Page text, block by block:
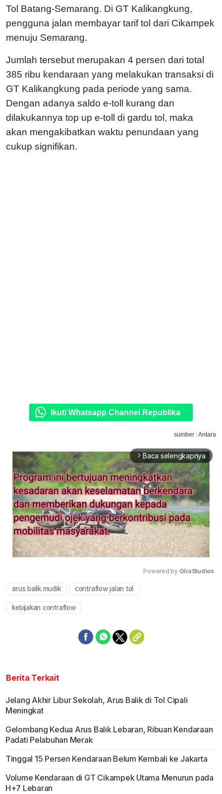
Tol Batang-Semarang. Di GT Kalikangkung,
pengguna jalan membayar tarif tol dari Cikampek
menuju Semarang.
Jumlah tersebut merupakan 4 persen dari total
385 ribu kendaraan yang melakukan transaksi di
GT Kalikangkung pada periode yang sama.
Dengan adanya saldo e-toll kurang dan
dilakukannya top up e-toll di gardu tol, maka
akan mengakibatkan waktu penundaan yang
cukup signifikan.
Ikuti Whatsapp Channel Republika
sumber : Antara
arrow_forward_ios Baca selengkapnya
Powered by GliaStudios
arus balik mudik contraflow jalan tol
kebijakan contraflow
Berita Terkait
Jelang Akhir Libur Sekolah, Arus Balik di Tol Cipali
Meningkat
Gelombang Kedua Arus Balik Lebaran, Ribuan Kendaraan
Padati Pelabuhan Merak
Tinggal 15 Persen Kendaraan Belum Kembali ke Jakarta
Volume Kendaraan di GT Cikampek Utama Menurun pada
H+7 Lebaran